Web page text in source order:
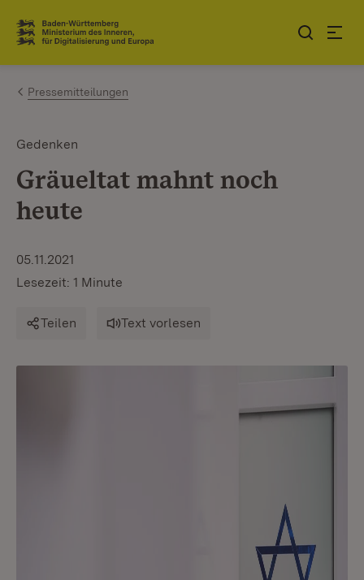
Zum Inhalt springen
Link zur Startseite
Pressemitteilungen
Gedenken
Gräueltat mahnt noch
heute
05.11.2021
Lesezeit: 1 Minute
Teilen Text vorlesen